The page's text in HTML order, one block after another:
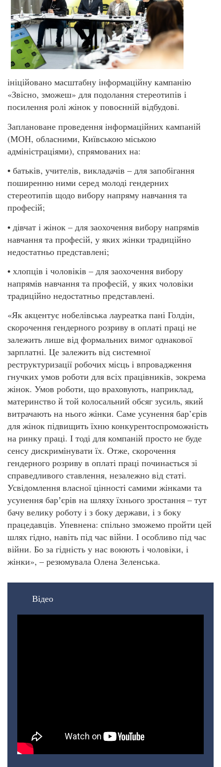
ініційовано масштабну інформаційну кампанію
«Звісно, зможеш» для подолання стереотипів і
посилення ролі жінок у повоєнній відбудові.
Заплановане проведення інформаційних кампаній
(МОН, обласними, Київською міською
адміністраціями), спрямованих на:
• батьків, учителів, викладачів – для запобігання
поширенню ними серед молоді гендерних
стереотипів щодо вибору напряму навчання та
професій;
• дівчат і жінок – для заохочення вибору напрямів
навчання та професій, у яких жінки традиційно
недостатньо представлені;
• хлопців і чоловіків – для заохочення вибору
напрямів навчання та професій, у яких чоловіки
традиційно недостатньо представлені.
«Як акцентує нобелівська лауреатка пані Голдін,
скорочення гендерного розриву в оплаті праці не
залежить лише від формальних вимог однакової
зарплатні. Це залежить від системної
реструктуризації робочих місць і впровадження
гнучких умов роботи для всіх працівників, зокрема
жінок. Умов роботи, що враховують, наприклад,
материнство й той колосальний обсяг зусиль, який
витрачають на нього жінки. Саме усунення бар’єрів
для жінок підвищить їхню конкурентоспроможність
на ринку праці. І тоді для компаній просто не буде
сенсу дискримінувати їх. Отже, скорочення
гендерного розриву в оплаті праці починається зі
справедливого ставлення, незалежно від статі.
Усвідомлення власної цінності самими жінками та
усунення барʼєрів на шляху їхнього зростання – тут
бачу велику роботу і з боку держави, і з боку
працедавців. Упевнена: спільно зможемо пройти цей
шлях гідно, навіть під час війни. І особливо під час
війни. Бо за гідність у нас воюють і чоловіки, і
жінки», – резюмувала Олена Зеленська.
Відео